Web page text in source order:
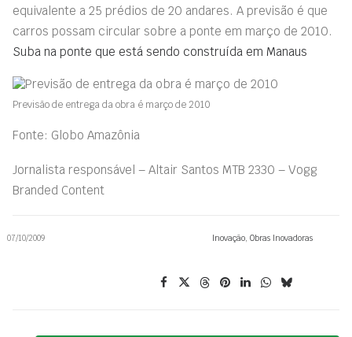
equivalente a 25 prédios de 20 andares. A previsão é que
carros possam circular sobre a ponte em março de 2010.
Suba na ponte que está sendo construída em Manaus
Previsão de entrega da obra é março de 2010
Fonte: Globo Amazônia
Jornalista responsável – Altair Santos MTB 2330 – Vogg
Branded Content
07/10/2009 Inovação, Obras Inovadoras